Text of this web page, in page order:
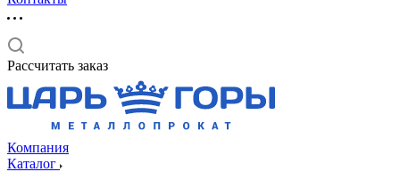
Рассчитать заказ
Компания
Каталог